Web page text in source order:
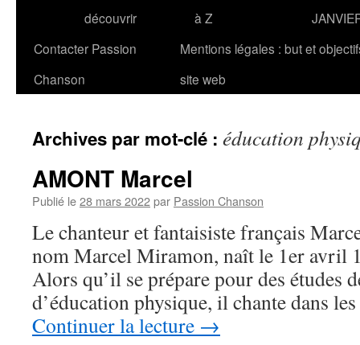
découvrir
à Z
Contacter Passion
Chanson
Mentions légales : but et
site web
Archives par mot-clé : éducation
AMONT Marcel
Publié le28 mars 2022par Passion Chanson
Le chanteur et fantaisiste français
nom Marcel Miramon, naît le 1er avril
Alors qu’il se prépare pour des études
d’éducation physique, il chante dans
Continuer la lecture →